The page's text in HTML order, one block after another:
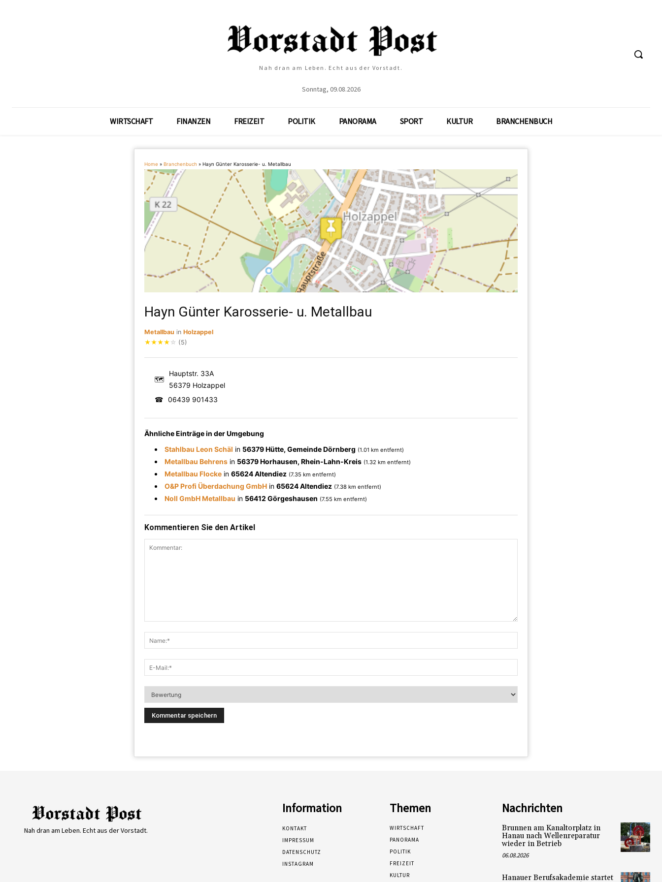
Nah dran am Leben. Echt aus der Vorstadt.
Sonntag, 09.08.2026
WIRTSCHAFT FINANZEN FREIZEIT POLITIK PANORAMA SPORT KULTUR BRANCHENBUCH
Home » Branchenbuch » Hayn Günter Karosserie- u. Metallbau
Hayn Günter Karosserie- u. Metallbau
Metallbau in Holzappel
★★★★ ☆ (5)
🗺
Hauptstr. 33A
56379 Holzappel
☎ 06439 901433
Ähnliche Einträge in der Umgebung
Stahlbau Leon Schäl in 56379 Hütte, Gemeinde Dörnberg (1.01 km entfernt)
Metallbau Behrens in 56379 Horhausen, Rhein-Lahn-Kreis (1.32 km entfernt)
Metallbau Flocke in 65624 Altendiez (7.35 km entfernt)
O&P Profi Überdachung GmbH in 65624 Altendiez (7.38 km entfernt)
Noll GmbH Metallbau in 56412 Görgeshausen (7.55 km entfernt)
Kommentieren Sie den Artikel
Nah dran am Leben. Echt aus der Vorstadt.
Information
KONTAKT
IMPRESSUM
DATENSCHUTZ
INSTAGRAM
Themen
WIRTSCHAFT
PANORAMA
POLITIK
FREIZEIT
KULTUR
Nachrichten
Brunnen am Kanaltorplatz in
Hanau nach Wellenreparatur
wieder in Betrieb
06.08.2026
Hanauer Berufsakademie startet